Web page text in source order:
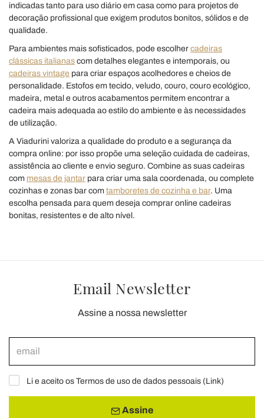
indicadas tanto para uso diário em casa como para projetos de
decoração profissional que exigem produtos bonitos, sólidos e de
qualidade.
Para ambientes mais sofisticados, pode escolher cadeiras
clássicas italianas com detalhes elegantes e intemporais, ou
cadeiras vintage para criar espaços acolhedores e cheios de
personalidade. Estofos em tecido, veludo, couro, couro ecológico,
madeira, metal e outros acabamentos permitem encontrar a
cadeira mais adequada ao estilo do ambiente e às necessidades
de utilização.
A Viadurini valoriza a qualidade do produto e a segurança da
compra online: por isso propõe uma seleção cuidada de cadeiras,
assistência ao cliente e envio seguro. Combine as suas cadeiras
com mesas de jantar para criar uma sala coordenada, ou complete
cozinhas e zonas bar com tamboretes de cozinha e bar. Uma
escolha pensada para quem deseja comprar online cadeiras
bonitas, resistentes e de alto nível.
Email Newsletter
Assine a nossa newsletter
Li e aceito os Termos de uso de dados pessoais (Link)
Assine